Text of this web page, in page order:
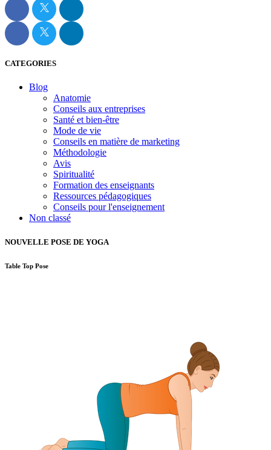
CATEGORIES
Blog
Anatomie
Conseils aux entreprises
Santé et bien-être
Mode de vie
Conseils en matière de marketing
Méthodologie
Avis
Spiritualité
Formation des enseignants
Ressources pédagogiques
Conseils pour l'enseignement
Non classé
NOUVELLE POSE DE YOGA
Table Top Pose